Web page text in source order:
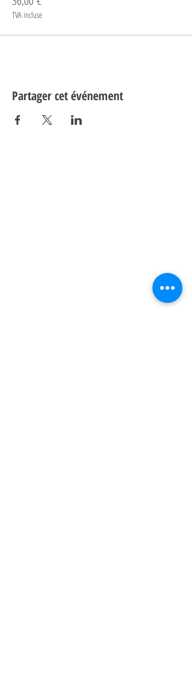
TVA incluse
Partager cet événement